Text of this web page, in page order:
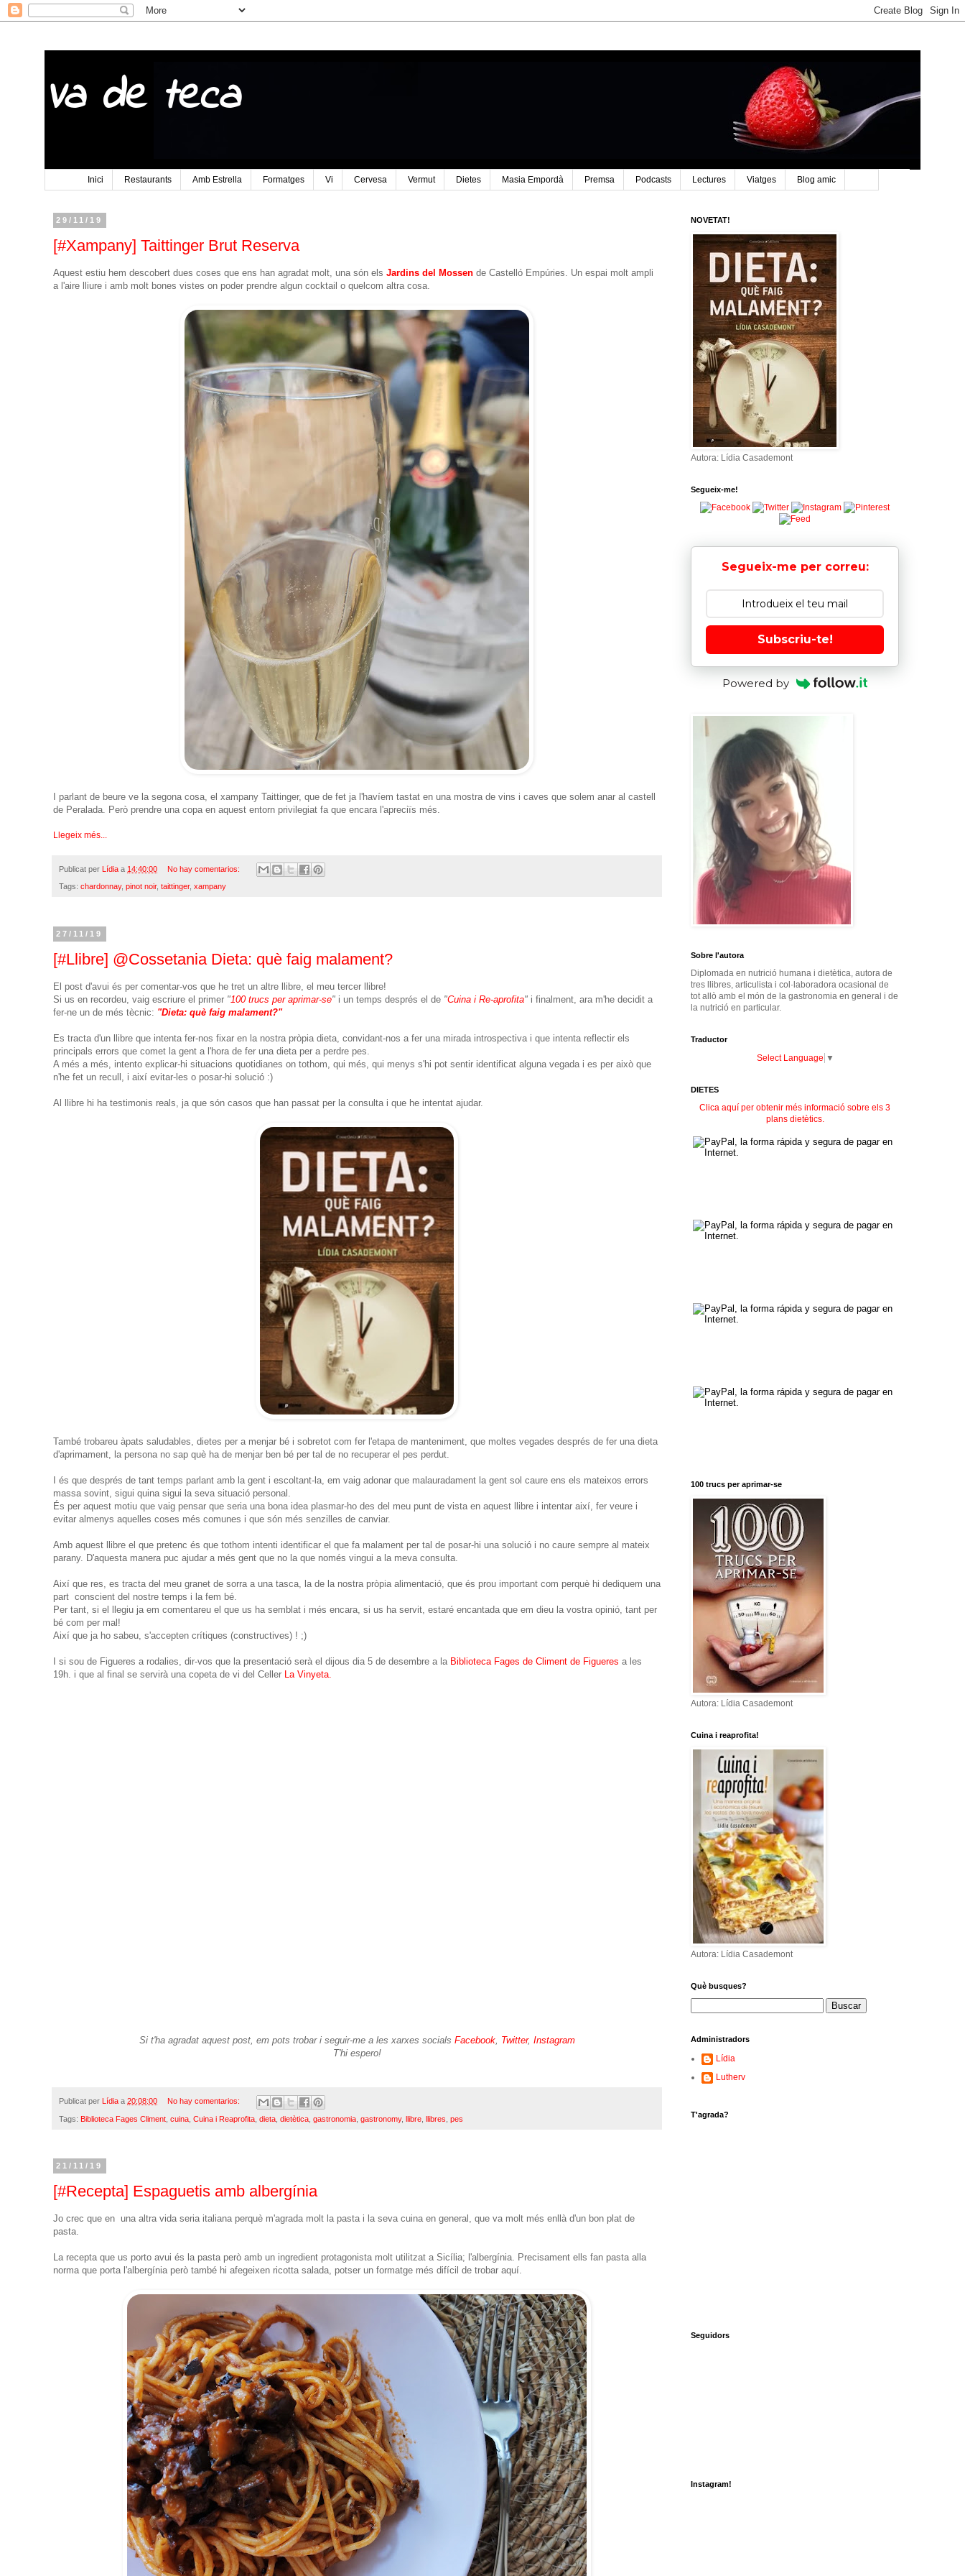
Va de teca
Inici Restaurants Amb Estrella Formatges Vi Cervesa Vermut Dietes Masia Empordà Premsa Podcasts Lectures Viatges Blog amic
29/11/19
[#Xampany] Taittinger Brut Reserva
Aquest estiu hem descobert dues coses que ens han agradat molt, una són els Jardins del Mossen de Castelló Empúries. Un espai molt ampli
a l'aire lliure i amb molt bones vistes on poder prendre algun cocktail o quelcom altra cosa.
I parlant de beure ve la segona cosa, el xampany Taittinger, que de fet ja l'havíem tastat en una mostra de vins i caves que solem anar al castell
de Peralada. Però prendre una copa en aquest entorn privilegiat fa que encara l'apreciïs més.
Llegeix més...
Publicat per Lídia a 14:40:00 No hay comentarios:
Tags: chardonnay, pinot noir, taittinger, xampany
27/11/19
[#Llibre] @Cossetania Dieta: què faig malament?
El post d'avui és per comentar-vos que he tret un altre llibre, el meu tercer llibre!
Si us en recordeu, vaig escriure el primer "100 trucs per aprimar-se" i un temps després el de "Cuina i Re-aprofita" i finalment, ara m'he decidit a
fer-ne un de més tècnic: "Dieta: què faig malament?"
Es tracta d'un llibre que intenta fer-nos fixar en la nostra pròpia dieta, convidant-nos a fer una mirada introspectiva i que intenta reflectir els
principals errors que comet la gent a l'hora de fer una dieta per a perdre pes.
A més a més, intento explicar-hi situacions quotidianes on tothom, qui més, qui menys s'hi pot sentir identificat alguna vegada i es per això que
n'he fet un recull, i així evitar-les o posar-hi solució :)
Al llibre hi ha testimonis reals, ja que són casos que han passat per la consulta i que he intentat ajudar.
També trobareu àpats saludables, dietes per a menjar bé i sobretot com fer l'etapa de manteniment, que moltes vegades després de fer una dieta
d'aprimament, la persona no sap què ha de menjar ben bé per tal de no recuperar el pes perdut.
I és que després de tant temps parlant amb la gent i escoltant-la, em vaig adonar que malauradament la gent sol caure ens els mateixos errors
massa sovint, sigui quina sigui la seva situació personal.
És per aquest motiu que vaig pensar que seria una bona idea plasmar-ho des del meu punt de vista en aquest llibre i intentar així, fer veure i
evitar almenys aquelles coses més comunes i que són més senzilles de canviar.
Amb aquest llibre el que pretenc és que tothom intenti identificar el que fa malament per tal de posar-hi una solució i no caure sempre al mateix
parany. D'aquesta manera puc ajudar a més gent que no la que només vingui a la meva consulta.
Així que res, es tracta del meu granet de sorra a una tasca, la de la nostra pròpia alimentació, que és prou important com perquè hi dediquem una
part conscient del nostre temps i la fem bé.
Per tant, si el llegiu ja em comentareu el que us ha semblat i més encara, si us ha servit, estaré encantada que em dieu la vostra opinió, tant per
bé com per mal!
Així que ja ho sabeu, s'accepten crítiques (constructives) ! ;)
I si sou de Figueres a rodalies, dir-vos que la presentació serà el dijous dia 5 de desembre a la Biblioteca Fages de Climent de Figueres a les
19h. i que al final se servirà una copeta de vi del Celler La Vinyeta.
Si t'ha agradat aquest post, em pots trobar i seguir-me a les xarxes socials Facebook, Twitter, Instagram
T'hi espero!
Publicat per Lídia a 20:08:00 No hay comentarios:
Tags: Biblioteca Fages Climent cuina Cuina i Reaprofita dieta dietètica gastronomia gastronomy, llibre llibres pes
21/11/19
[#Recepta] Espaguetis amb albergínia
Jo crec que en una altra vida seria italiana perquè m'agrada molt la pasta i la seva cuina en general, que va molt més enllà d'un bon plat de
pasta.
La recepta que us porto avui és la pasta però amb un ingredient protagonista molt utilitzat a Sicília; l'albergínia. Precisament ells fan pasta alla
norma que porta l'albergínia però també hi afegeixen ricotta salada, potser un formatge més difícil de trobar aquí.
NOVETAT!
Autora: Lídia Casademont
Segueix-me!
Segueix-me per correu:
Subscriu-te!
Powered by
Sobre l'autora
Diplomada en nutrició humana i dietètica, autora de
tres llibres, articulista i col·laboradora ocasional de
tot allò amb el món de la gastronomia en general i de
la nutrició en particular.
Traductor
Select Language ▼
DIETES
Clica aquí per obtenir més informació sobre els 3
plans dietètics.
100 trucs per aprimar-se
Autora: Lídia Casademont
Cuina i reaprofita!
Autora: Lídia Casademont
Què busques?
Administradors
Lídia
Lutherv
T'agrada?
Seguidors
Instagram!